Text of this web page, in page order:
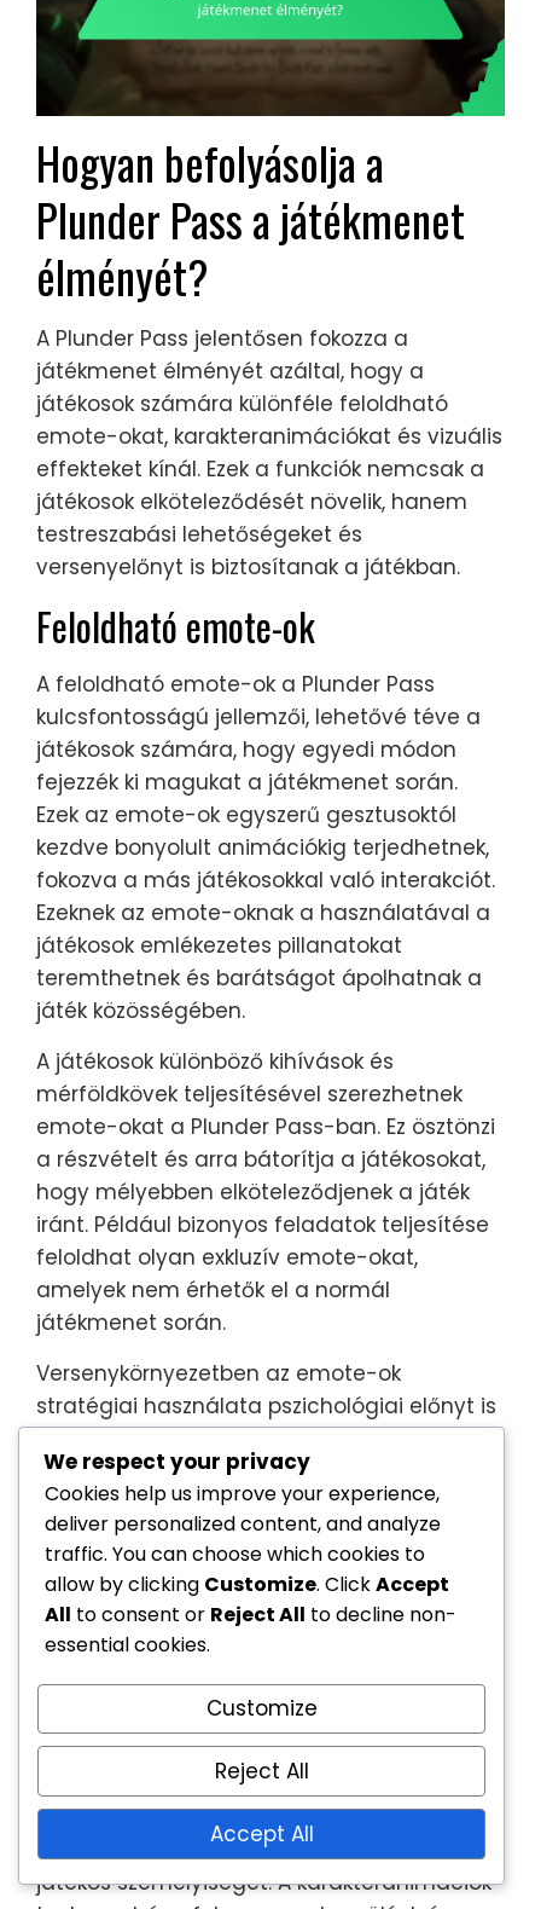
Hogyan befolyásolja a
Plunder Pass a játékmenet
élményét?
A Plunder Pass jelentősen fokozza a
játékmenet élményét azáltal, hogy a
játékosok számára különféle feloldható
emote-okat, karakteranimációkat és vizuális
effekteket kínál. Ezek a funkciók nemcsak a
játékosok elköteleződését növelik, hanem
testreszabási lehetőségeket és
versenyelőnyt is biztosítanak a játékban.
Feloldható emote-ok
A feloldható emote-ok a Plunder Pass
kulcsfontosságú jellemzői, lehetővé téve a
játékosok számára, hogy egyedi módon
fejezzék ki magukat a játékmenet során.
Ezek az emote-ok egyszerű gesztusoktól
kezdve bonyolult animációkig terjedhetnek,
fokozva a más játékosokkal való interakciót.
Ezeknek az emote-oknak a használatával a
játékosok emlékezetes pillanatokat
teremthetnek és barátságot ápolhatnak a
játék közösségében.
A játékosok különböző kihívások és
mérföldkövek teljesítésével szerezhetnek
emote-okat a Plunder Pass-ban. Ez ösztönzi
a részvételt és arra bátorítja a játékosokat,
hogy mélyebben elköteleződjenek a játék
iránt. Például bizonyos feladatok teljesítése
feloldhat olyan exkluzív emote-okat,
amelyek nem érhetők el a normál
játékmenet során.
Versenykörnyezetben az emote-ok
stratégiai használata pszichológiai előnyt is
használhatnak az ellenfelek provokálására
vagy a győzelmek ünneplésére, így még
izgalmasabbá téve a mérkőzéseket.
Karakteranimációk
A Plunder Pass karakteranimációi
lehetőséget kínálnak a játékosok számára,
hogy személyre szabják avatárjaikat,
kiemelve őket a játék világában. Ezek az
animációk magukban foglalhatják az
egyedi mozgásstílusokat, győzelmi pózokat
vagy tétlen animációkat, amelyek tükrözik a
játékos személyiségét. A karakteranimációk
We respect your privacy
Cookies help us improve your experience,
deliver personalized content, and analyze
traffic. You can choose which cookies to
allow by clicking Customize. ClickAccept
All to consent or Reject All to decline non-
essential cookies.
Customize
Reject All
Accept All